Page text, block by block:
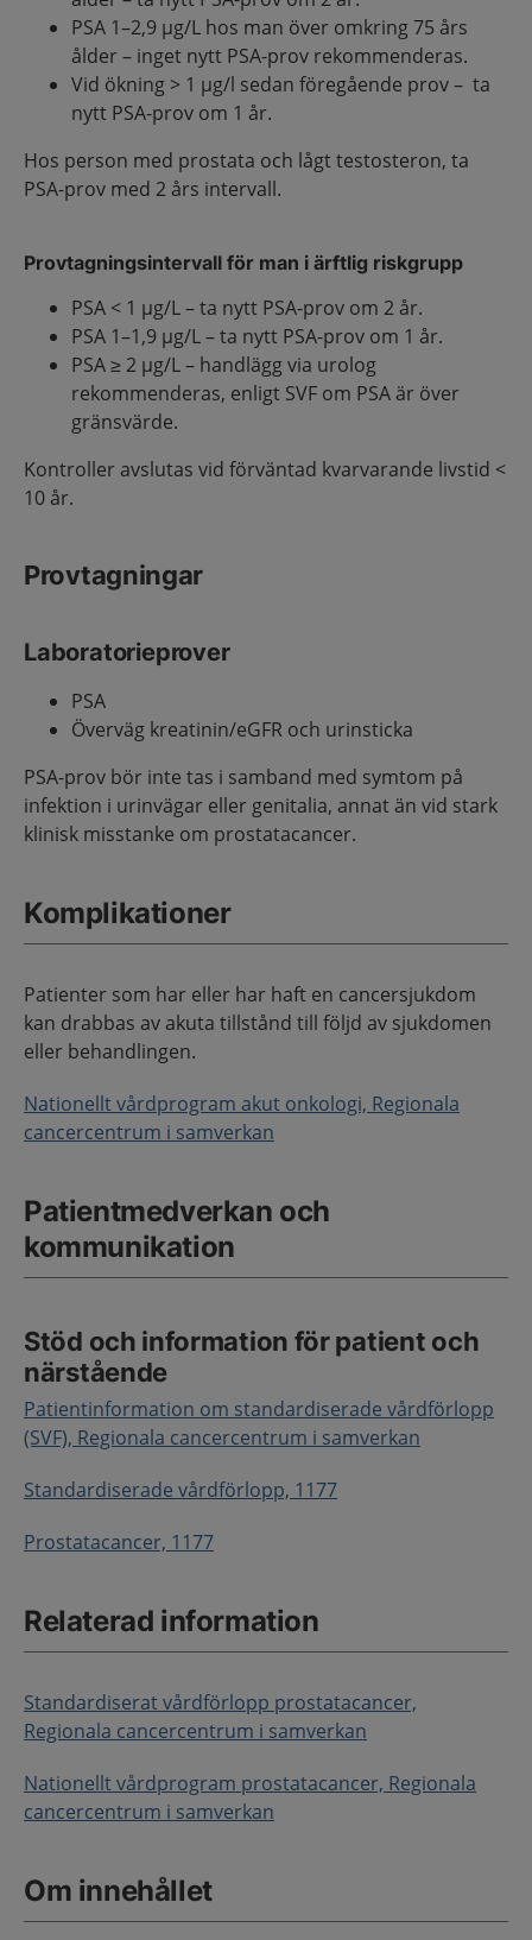
PSA 1–2,9 µg/L hos man över omkring 75 års
ålder – inget nytt PSA-prov rekommenderas.
Vid ökning > 1 µg/l sedan föregående prov – ta
nytt PSA-prov om 1 år.
Hos person med prostata och lågt testosteron, ta
PSA-prov med 2 års intervall.
Provtagningsintervall för man i ärftlig riskgrupp
PSA < 1 µg/L – ta nytt PSA-prov om 2 år.
PSA 1–1,9 µg/L – ta nytt PSA-prov om 1 år.
PSA ≥ 2 µg/L – handlägg via urolog
rekommenderas, enligt SVF om PSA är över
gränsvärde.
Kontroller avslutas vid förväntad kvarvarande livstid <
10 år.
Provtagningar
Laboratorieprover
PSA
Överväg kreatinin/eGFR och urinsticka
PSA-prov bör inte tas i samband med symtom på
infektion i urinvägar eller genitalia, annat än vid stark
klinisk misstanke om prostatacancer.
Komplikationer
Patienter som har eller har haft en cancersjukdom
kan drabbas av akuta tillstånd till följd av sjukdomen
eller behandlingen.
Nationellt vårdprogram akut onkologi, Regionala
cancercentrum i samverkan
Patientmedverkan och
kommunikation
Stöd och information för patient och
närstående
Patientinformation om standardiserade vårdförlopp
(SVF), Regionala cancercentrum i samverkan
Standardiserade vårdförlopp, 1177
Prostatacancer, 1177
Relaterad information
Standardiserat vårdförlopp prostatacancer,
Regionala cancercentrum i samverkan
Nationellt vårdprogram prostatacancer, Regionala
cancercentrum i samverkan
Om innehållet